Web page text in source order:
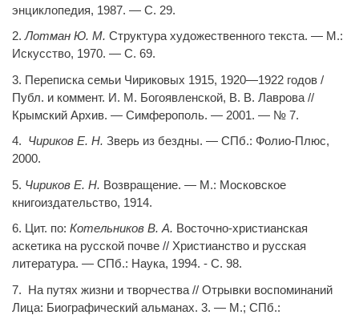
энциклопедия, 1987. — С. 29.
2. Лотман Ю. М. Структура художественного текста. — М.:
Искусство, 1970. — С. 69.
3. Переписка семьи Чириковых 1915, 1920—1922 годов /
Публ. и коммент. И. М. Богоявленской, В. В. Лаврова //
Крымский Архив. — Симферополь. — 2001. — № 7.
4. Чириков Е. Н. Зверь из бездны. — СПб.: Фолио-Плюс,
2000.
5. Чириков Е. Н. Возвращение. — М.: Московское
книгоиздательство, 1914.
6. Цит. по: Котельников В. А. Восточно-христианская
аскетика на русской почве // Христианство и русская
литература. — СПб.: Наука, 1994. - С. 98.
7. На путях жизни и творчества // Отрывки воспоминаний
Лица: Биографический альманах. 3. — М.; СПб.: